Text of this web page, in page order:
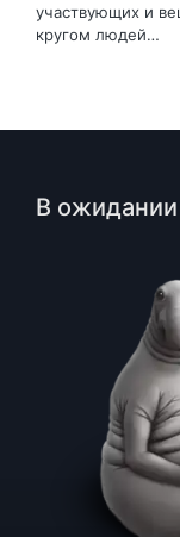
участвующих и
кругом людей…
В